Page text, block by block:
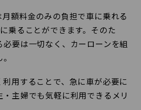
額料金のみの負担で車に乗れる
乗ることができます。そのた
要は一切なく、カーローンを組
用することで、急に車が必要に
主婦でも気軽に利用できるメリ